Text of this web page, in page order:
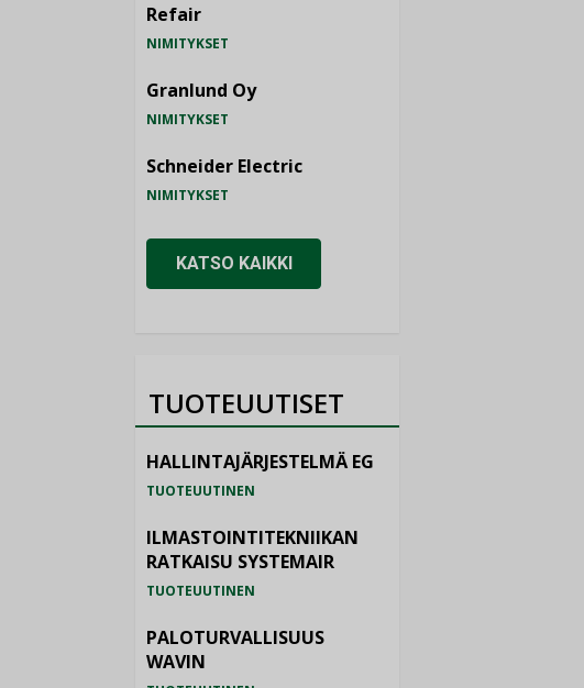
Refair
NIMITYKSET
Granlund Oy
NIMITYKSET
Schneider Electric
NIMITYKSET
KATSO KAIKKI
TUOTEUUTISET
HALLINTAJÄRJESTELMÄ EG
TUOTEUUTINEN
ILMASTOINTITEKNIIKAN
RATKAISU SYSTEMAIR
TUOTEUUTINEN
PALOTURVALLISUUS
WAVIN